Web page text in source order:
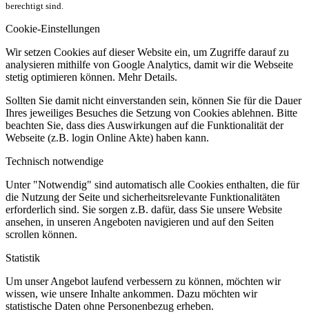
berechtigt sind.
Cookie-Einstellungen
Wir setzen Cookies auf dieser Website ein, um Zugriffe darauf zu
analysieren mithilfe von Google Analytics, damit wir die Webseite
stetig optimieren können. Mehr Details.
Sollten Sie damit nicht einverstanden sein, können Sie für die Dauer
Ihres jeweiliges Besuches die Setzung von Cookies ablehnen. Bitte
beachten Sie, dass dies Auswirkungen auf die Funktionalität der
Webseite (z.B. login Online Akte) haben kann.
Technisch notwendige
Unter "Notwendig" sind automatisch alle Cookies enthalten, die für
die Nutzung der Seite und sicherheitsrelevante Funktionalitäten
erforderlich sind. Sie sorgen z.B. dafür, dass Sie unsere Website
ansehen, in unseren Angeboten navigieren und auf den Seiten
scrollen können.
Statistik
Um unser Angebot laufend verbessern zu können, möchten wir
wissen, wie unsere Inhalte ankommen. Dazu möchten wir
statistische Daten ohne Personenbezug erheben.